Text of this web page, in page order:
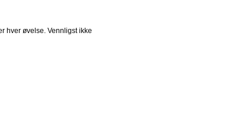
hver øvelse. Vennligst ikke